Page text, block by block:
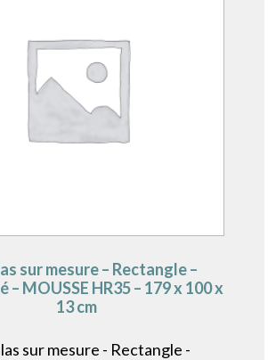
sur mesure – Rectangle –
– MOUSSE HR35 – 179 x 100 x
13 cm
sur mesure - Rectangle -